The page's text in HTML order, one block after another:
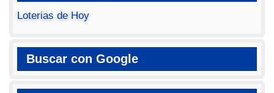
Loterias de Hoy
Buscar con Google